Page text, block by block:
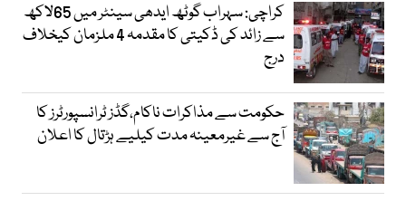
کراچی: سہراب گوٹھ ایدھی سینٹر میں 65لاکھ
سے زائد کی ڈکیتی کا مقدمہ 4 ملزمان کیخلاف
درج
حکومت سے مذاکرات ناکام،گڈز ٹرانسپورٹرز کا
آج سے غیرمعینہ مدت کیلیے ہڑتال کا اعلان